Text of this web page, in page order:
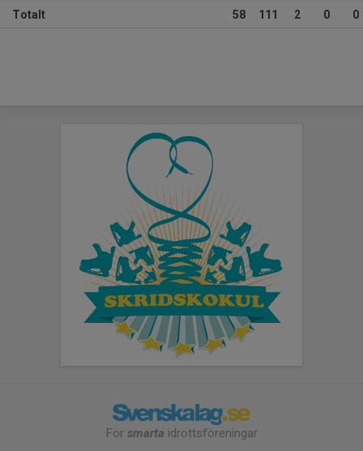
Totalt 58 111 2 0 0
För smarta idrottsföreningar